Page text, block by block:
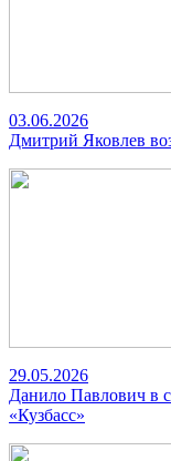
03.06.2026
Дмитрий Яковлев
29.05.2026
Данило Павлович в
«Кузбасс»